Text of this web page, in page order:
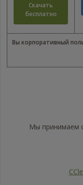
Скачать
бесплатно
Вы корпоративный
Мы принимаем